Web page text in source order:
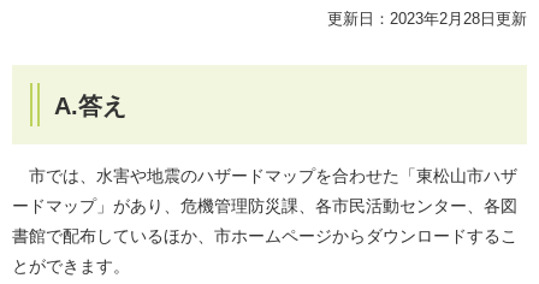
更新日：2023年2月28日更新
A.答え
市では、水害や地震のハザードマップを合わせた「東松山市ハザ
ードマップ」があり、危機管理防災課、各市民活動センター、各図
書館で配布しているほか、市ホームページからダウンロードするこ
とができます。